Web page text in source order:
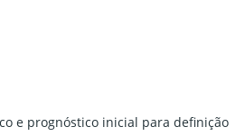
e prognóstico inicial para definição